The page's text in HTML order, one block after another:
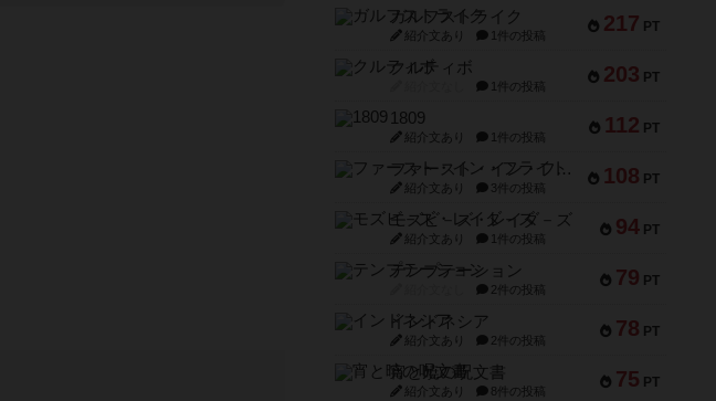
217 PT
ガルフストライク
紹介文あり 1件の投稿
203 PT
クルティボ
1件の投稿
112 PT
1809
紹介文あり 1件の投稿
108 PT
ファースト・イン・フライト
紹介文あり 3件の投稿
94 PT
モズビ－ズ・レイダ－ズ
紹介文あり 1件の投稿
79 PT
テンプテーション
2件の投稿
78 PT
インドネシア
紹介文あり 2件の投稿
75 PT
宵と暁の呪文書
紹介文あり 8件の投稿